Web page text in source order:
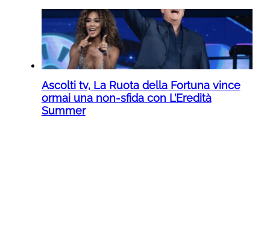
Ascolti tv, La Ruota della Fortuna vince
ormai una non-sfida con L’Eredità
Summer